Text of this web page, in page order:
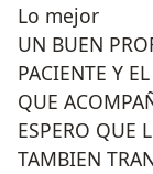
Lo mejor
UN BUEN
PACIENTE Y
QUE
ESPERO QUE
TAMBIEN